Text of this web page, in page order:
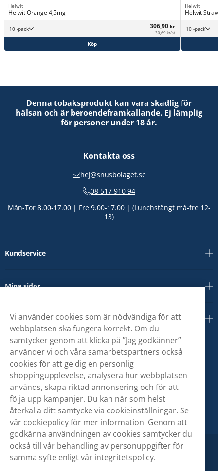
Helwit
Helwit Orange 4,5mg
10 -pack 306,90 kr
30,69 kr/st
Köp
Helwit
Helwit
10 -pack
Denna tobaksprodukt kan vara skadlig för
hälsan och är beroendeframkallande. Ej lämplig
för personer under 18 år.
Kontakta oss
hej@snusbolaget.se
08 517 910 94
Mån-Tor 8.00-17.00 | Fre 9.00-17.00 | (Lunchstängt må-fre 12-
13)
Kundservice
Mina sidor
Om oss
Vi använder cookies som är nödvändiga för att
webbplatsen ska fungera korrekt. Om du
samtycker genom att klicka på ”Jag godkänner”
använder vi och våra samarbetspartners också
cookies för att ge dig en personlig
shoppingupplevelse, analysera hur webbplatsen
används, skapa riktad annonsering och för att
följa upp kampanjer. Du kan när som helst
återkalla ditt samtycke via cookieinställningar. Se
vår cookiepolicyför mer information. Genom att
godkänna användningen av cookies samtycker du
också till vår behandling av personuppgifter för
samma syfte enligt vår integritetspolicy.